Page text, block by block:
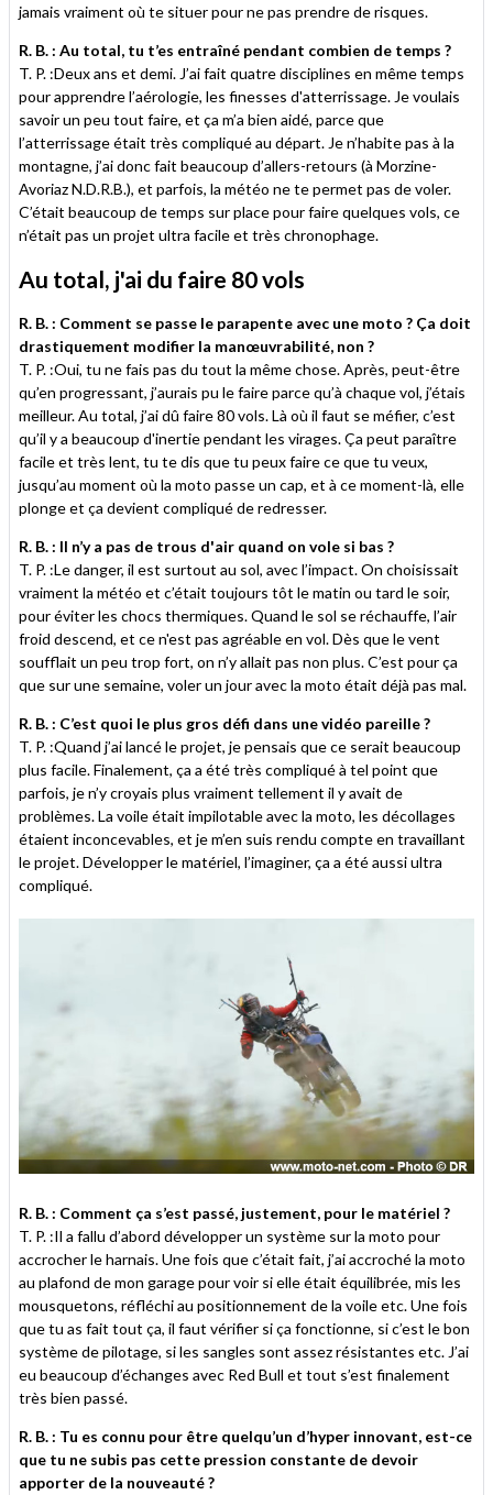
jamais vraiment où te situer pour ne pas prendre de risques.
R. B. : Au total, tu t’es entraîné pendant combien de temps ?
T. P. :Deux ans et demi. J’ai fait quatre disciplines en même temps
pour apprendre l’aérologie, les finesses d'atterrissage. Je voulais
savoir un peu tout faire, et ça m’a bien aidé, parce que
l’atterrissage était très compliqué au départ. Je n’habite pas à la
montagne, j’ai donc fait beaucoup d’allers-retours (à Morzine-
Avoriaz N.D.R.B.), et parfois, la météo ne te permet pas de voler.
C’était beaucoup de temps sur place pour faire quelques vols, ce
n’était pas un projet ultra facile et très chronophage.
Au total, j'ai du faire 80 vols
R. B. : Comment se passe le parapente avec une moto ? Ça doit
drastiquement modifier la manœuvrabilité, non ?
T. P. :Oui, tu ne fais pas du tout la même chose. Après, peut-être
qu’en progressant, j’aurais pu le faire parce qu’à chaque vol, j’étais
meilleur. Au total, j’ai dû faire 80 vols. Là où il faut se méfier, c’est
qu’il y a beaucoup d'inertie pendant les virages. Ça peut paraître
facile et très lent, tu te dis que tu peux faire ce que tu veux,
jusqu’au moment où la moto passe un cap, et à ce moment-là, elle
plonge et ça devient compliqué de redresser.
R. B. : Il n’y a pas de trous d'air quand on vole si bas ?
T. P. :Le danger, il est surtout au sol, avec l’impact. On choisissait
vraiment la météo et c’était toujours tôt le matin ou tard le soir,
pour éviter les chocs thermiques. Quand le sol se réchauffe, l’air
froid descend, et ce n'est pas agréable en vol. Dès que le vent
soufflait un peu trop fort, on n’y allait pas non plus. C’est pour ça
que sur une semaine, voler un jour avec la moto était déjà pas mal.
R. B. : C’est quoi le plus gros défi dans une vidéo pareille ?
T. P. :Quand j’ai lancé le projet, je pensais que ce serait beaucoup
plus facile. Finalement, ça a été très compliqué à tel point que
parfois, je n’y croyais plus vraiment tellement il y avait de
problèmes. La voile était impilotable avec la moto, les décollages
étaient inconcevables, et je m’en suis rendu compte en travaillant
le projet. Développer le matériel, l’imaginer, ça a été aussi ultra
compliqué.
R. B. : Comment ça s’est passé, justement, pour le matériel ?
T. P. :Il a fallu d’abord développer un système sur la moto pour
accrocher le harnais. Une fois que c’était fait, j’ai accroché la moto
au plafond de mon garage pour voir si elle était équilibrée, mis les
mousquetons, réfléchi au positionnement de la voile etc. Une fois
que tu as fait tout ça, il faut vérifier si ça fonctionne, si c’est le bon
système de pilotage, si les sangles sont assez résistantes etc. J’ai
eu beaucoup d’échanges avec Red Bull et tout s’est finalement
très bien passé.
R. B. : Tu es connu pour être quelqu’un d’hyper innovant, est-ce
que tu ne subis pas cette pression constante de devoir
apporter de la nouveauté ?